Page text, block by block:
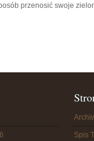
przenosić swoje
Spis